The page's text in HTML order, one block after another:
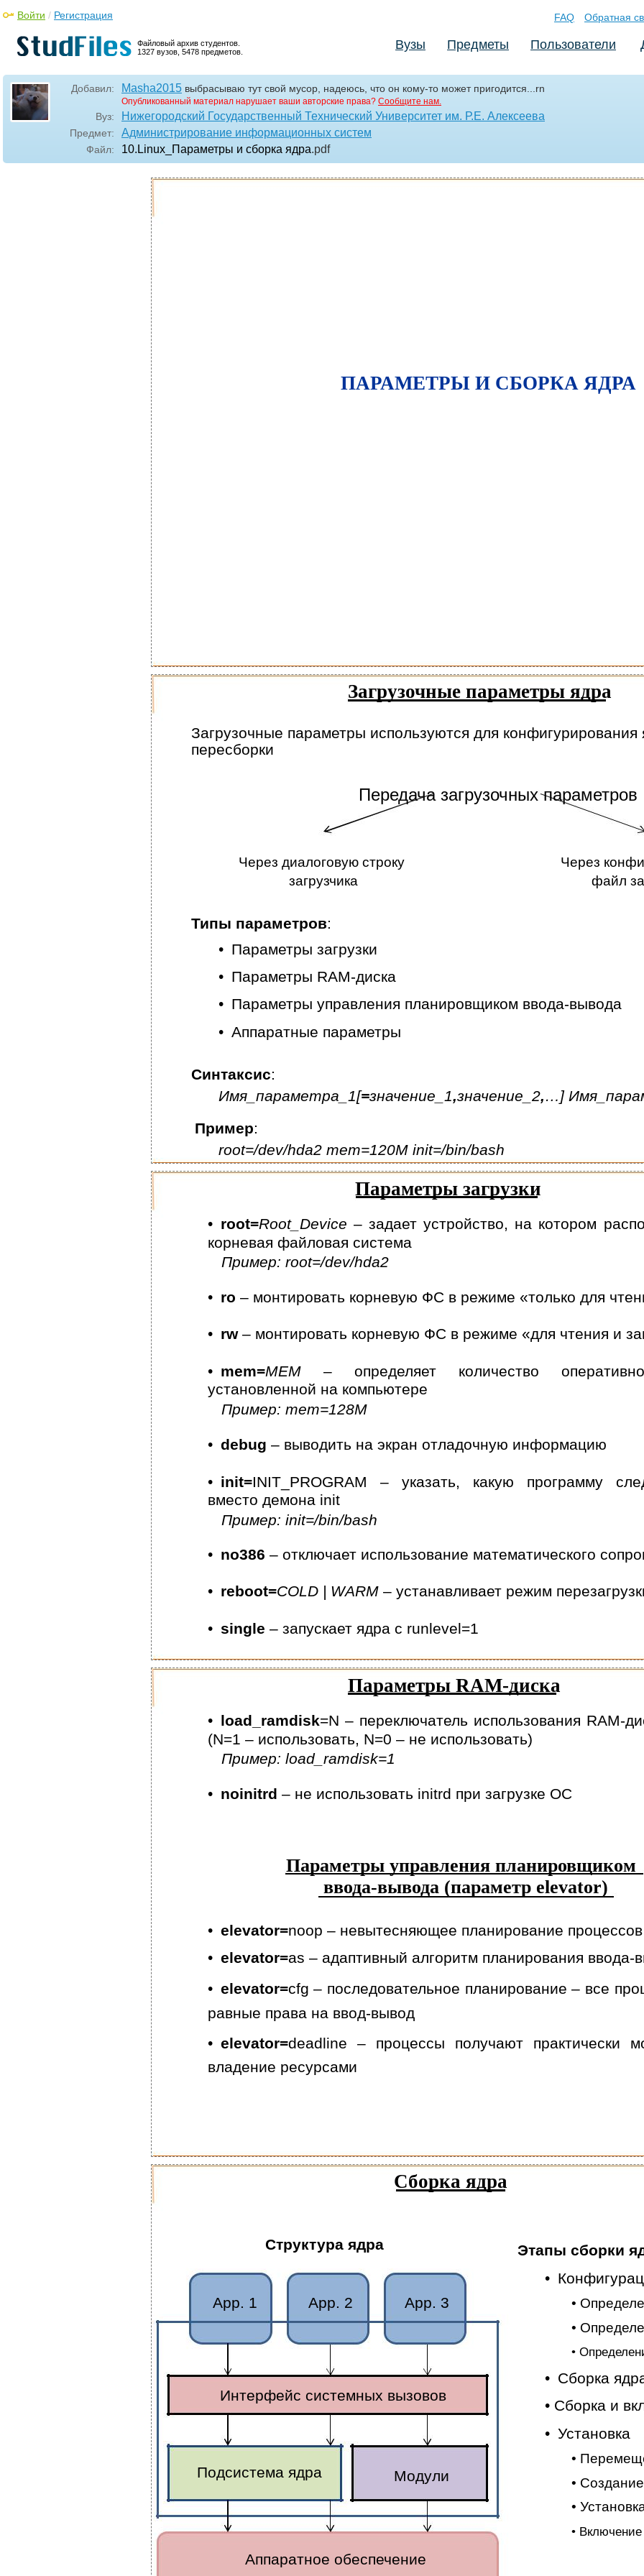
Файловый архив студентов.
1327 вузов, 5478 предметов.
Войти / Регистрация FAQ Обратная
Вузы Предметы Пользователи
Добавил: Masha2015 выбрасываю тут свой мусор, надеюсь, что он кому-то может пригодится...rn
Опубликованный материал нарушает ваши авторские права? Сообщите нам.
Вуз: Нижегородский Государственный Технический Университет им. Р.Е. Алексеева
Предмет: Администрирование информационных систем
Файл: 10.Linux_Параметры и сборка ядра.pdf
ПАРАМЕТРЫ И СБОРКА ЯДРА
Загрузочные параметры ядра
Загрузочные параметры используются для конфигурирования
пересборки
Передача загрузочных параметров
Через диалоговую строку
Через
загрузчика
файл
Типы параметров:
• Параметры загрузки
• Параметры RAM-диска
• Параметры управления планировщиком ввода-вывода
• Аппаратные параметры
Синтаксис:
Имя_параметра_1[=значение_1,значение_2,…]
Пример:
root=/dev/hda2 mem=120M init=/bin/bash
Параметры загрузки
• root=Root_Device – задает устройство, на котором
корневая файловая система
Пример: root=/dev/hda2
• ro – монтировать корневую ФС в режиме «только для
• rw – монтировать корневую ФС в режиме «для чтения и
• mem=MEM – определяет количество
установленной на компьютере
Пример: mem=128M
• debug – выводить на экран отладочную информацию
• init=INIT_PROGRAM – указать, какую программу
вместо демона init
Пример: init=/bin/bash
• no386 – отключает использование математического
• reboot=COLD | WARM – устанавливает режим
• single – запускает ядра с runlevel=1
Параметры RAM-диска
• load_ramdisk=N – переключатель использования RAM-
(N=1 – использовать, N=0 – не использовать)
Пример: load_ramdisk=1
• noinitrd – не использовать initrd при загрузке ОС
Параметры управления планировщиком
ввода-вывода (параметр elevator)
• elevator=noop – невытесняющее планирование процессов
• elevator=as – адаптивный алгоритм планирования ввода-
• elevator=cfg – последовательное планирование – все
равные права на ввод-вывод
• elevator=deadline – процессы получают практически
владение ресурсами
Сборка ядра
Структура ядра
Этапы сборки
•
App. 1
App. 2 App. 3
•
•
•
• Сборка
Интерфейс системных вызовов
• Сборка и
• Установка
Подсистема ядра
•
Модули
•
•
• Включение
Аппаратное обеспечение